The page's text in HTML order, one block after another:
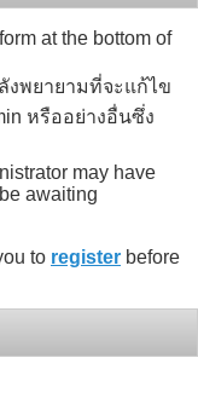
at the bottom of
พยายามที่จะแก้ไข
หรืออย่างอื่นซึ่ง
may have
awaiting
to register before